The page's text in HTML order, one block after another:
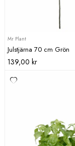
Mr Plant
Julstjärna 70 cm Grön
139,00 kr